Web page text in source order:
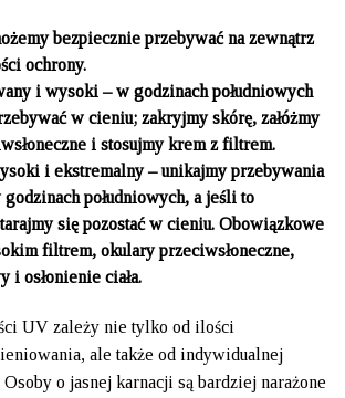
bezpiecznie przebywać na zewnątrz
ochrony.
i wysoki – w godzinach południowych
w cieniu; zakryjmy skórę, załóżmy
i stosujmy krem z filtrem.
i ekstremalny – unikajmy przebywania
południowych, a jeśli to
się pozostać w cieniu. Obowiązkowe
filtrem, okulary przeciwsłoneczne,
i osłonienie ciała.
UV zależy nie tylko od ilości
ale także od indywidualnej
o jasnej karnacji są bardziej narażone